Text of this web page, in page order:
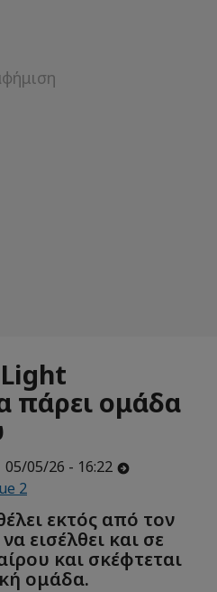
πάρει ομάδα
05/05/26 - 16:22
2
εκτός από τον
εισέλθει και σε
και σκέφτεται
ομάδα.